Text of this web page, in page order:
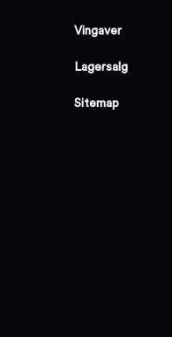
Vingaver
Lagersalg
Sitemap